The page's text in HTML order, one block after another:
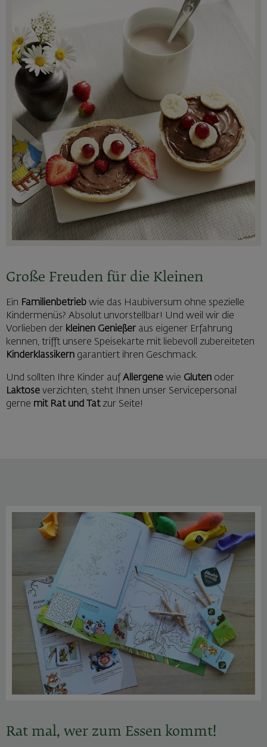
Große Freuden für die Kleinen
Ein Familienbetrieb wie das Haubiversum ohne spezielle
Kindermenüs? Absolut unvorstellbar! Und weil wir die
Vorlieben der kleinen Genießer aus eigener Erfahrung
kennen, trifft unsere Speisekarte mit liebevoll zubereiteten
Kinderklassikern garantiert ihren Geschmack.
Und sollten Ihre Kinder auf Allergene wie Gluten oder
Laktose verzichten, steht Ihnen unser Servicepersonal
gerne mit Rat und Tatzur Seite!
Rat mal, wer zum Essen kommt!